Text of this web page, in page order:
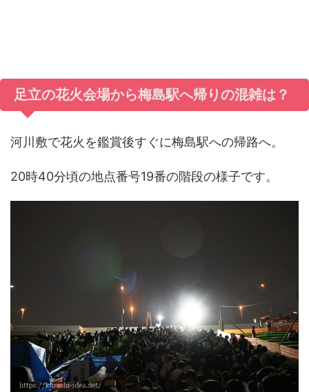
足立の花火会場から梅島駅へ帰りの混雑は？
河川敷で花火を鑑賞後すぐに梅島駅への帰路へ。
20時40分頃の地点番号19番の階段の様子です。